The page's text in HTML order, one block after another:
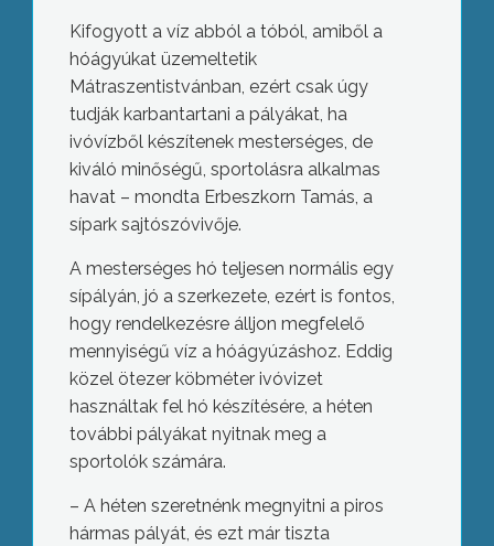
Kifogyott a víz abból a tóból, amiből a
hóágyúkat üzemeltetik
Mátraszentistvánban, ezért csak úgy
tudják karbantartani a pályákat, ha
ivóvízből készítenek mesterséges, de
kiváló minőségű, sportolásra alkalmas
havat – mondta Erbeszkorn Tamás, a
sípark sajtószóvivője.
A mesterséges hó teljesen normális egy
sípályán, jó a szerkezete, ezért is fontos,
hogy rendelkezésre álljon megfelelő
mennyiségű víz a hóágyúzáshoz. Eddig
közel ötezer köbméter ivóvizet
használtak fel hó készítésére, a héten
további pályákat nyitnak meg a
sportolók számára.
– A héten szeretnénk megnyitni a piros
hármas pályát, és ezt már tiszta